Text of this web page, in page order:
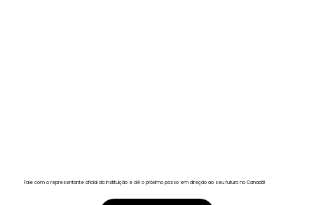
Fale com o representante oficial da instituição e dê o próximo passo em direção ao seu futuro no Canadá!